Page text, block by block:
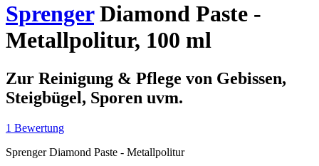
SprengerDiamond Paste -
Metallpolitur, 100 ml
Zur Reinigung & Pflege von Gebissen,
Steigbügel, Sporen uvm.
1 Bewertung
Sprenger Diamond Paste - Metallpolitur